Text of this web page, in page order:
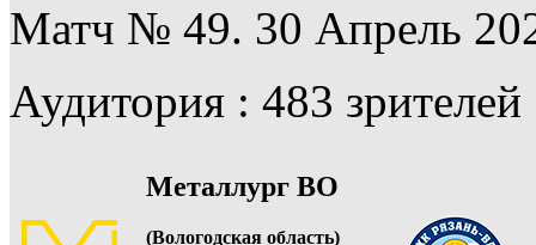
Матч № 49. 30 Апрель
Аудитория : 483 зрителей
Металлург ВО
(Вологодская область)